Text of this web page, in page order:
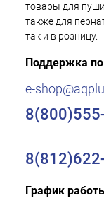
товары для
также для
так и в розницу.
Поддержка
e-
График